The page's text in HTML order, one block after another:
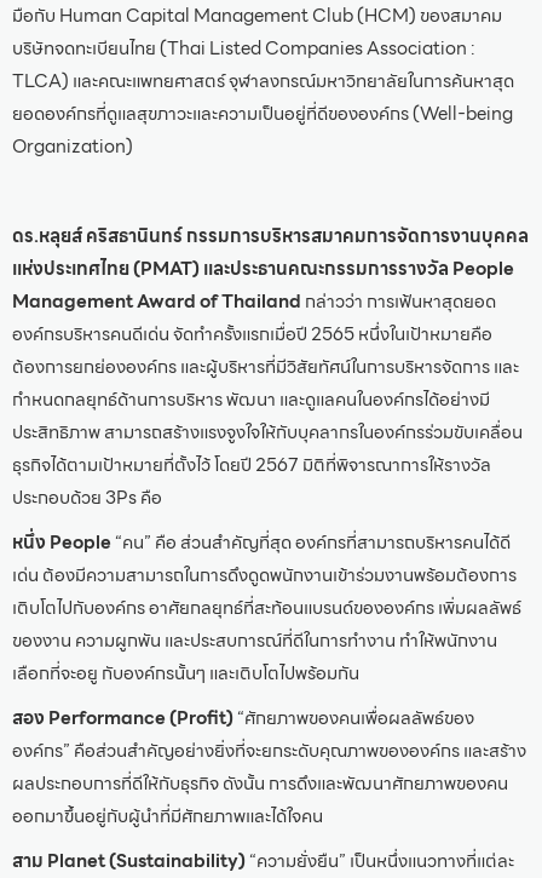
มือกับ Human Capital Management Club (HCM) ของสมาคม
บริษัทจดทะเบียนไทย (Thai Listed Companies Association :
TLCA) และคณะแพทยศาสตร์ จุฬาลงกรณ์มหาวิทยาลัยในการค้นหาสุด
ยอดองค์กรที่ดูแลสุขภาวะและความเป็นอยู่ที่ดีขององค์กร (Well-being
Organization)
ดร.หลุยส์ คริสธานินทร์ กรรมการบริหารสมาคมการจัดการงานบุคคล
แห่งประเทศไทย (PMAT) และประธานคณะกรรมการรางวัล People
Management Award of Thailand กล่าวว่า การเฟ้นหาสุดยอด
องค์กรบริหารคนดีเด่น จัดทำครั้งแรกเมื่อปี 2565 หนึ่งในเป้าหมายคือ
ต้องการยกย่ององค์กร และผู้บริหารที่มีวิสัยทัศน์ในการบริหารจัดการ และ
กำหนดกลยุทธ์ด้านการบริหาร พัฒนา และดูแลคนในองค์กรได้อย่างมี
ประสิทธิภาพ สามารถสร้างแรงจูงใจให้กับบุคลากรในองค์กรร่วมขับเคลื่อน
ธุรกิจได้ตามเป้าหมายที่ตั้งไว้ โดยปี 2567 มิติที่พิจารณาการให้รางวัล
ประกอบด้วย 3Ps คือ
หนึ่ง People “คน” คือ ส่วนสำคัญที่สุด องค์กรที่สามารถบริหารคนได้ดี
เด่น ต้องมีความสามารถในการดึงดูดพนักงานเข้าร่วมงานพร้อมต้องการ
เติบโตไปกับองค์กร อาศัยกลยุทธ์ที่สะท้อนแบรนด์ขององค์กร เพิ่มผลลัพธ์
ของงาน ความผูกพัน และประสบการณ์ที่ดีในการทำงาน ทำให้พนักงาน
เลือกที่จะอยู กับองค์กรนั้นๆ และเติบโตไปพร้อมกัน
สอง Performance (Profit)“ศักยภาพของคนเพื่อผลลัพธ์ของ
องค์กร” คือส่วนสำคัญอย่างยิ่งที่จะยกระดับคุณภาพขององค์กร และสร้าง
ผลประกอบการที่ดีให้กับธุรกิจ ดังนั้น การดึงและพัฒนาศักยภาพของคน
ออกมาขึ้นอยู่กับผู้นำที่มีศักยภาพและได้ใจคน
สาม Planet (Sustainability)“ความยั่งยืน” เป็นหนึ่งแนวทางที่แต่ละ